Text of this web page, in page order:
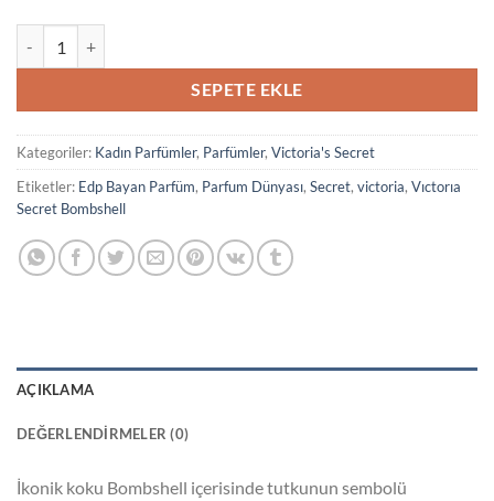
SEPETE EKLE
Kategoriler: Kadın Parfümler, Parfümler, Victoria's Secret
Etiketler: Edp Bayan Parfüm, Parfum Dünyası, Secret, victoria, Vıctorıa
Secret Bombshell
AÇIKLAMA
DEĞERLENDIRMELER (0)
İkonik koku Bombshell içerisinde tutkunun sembolü